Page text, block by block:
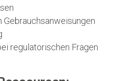
Gebrauchsanweisungen
regulatorischen Fragen